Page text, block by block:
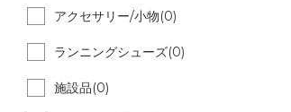
アクセサリー/小物(0)
ランニングシューズ(0)
施設品(0)